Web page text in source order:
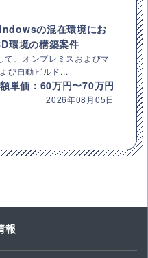
の混在環境にお
環境の構築案件
て、オンプレミスおよびマ
び自動ビルド...
単価：60万円〜70万円
2026年08月05日
報